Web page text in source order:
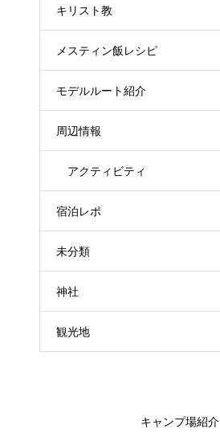
キリスト教
メスティン飯レシピ
モデルルート紹介
周辺情報
アクティビティ
宿泊レポ
未分類
神社
観光地
キャンプ場紹介